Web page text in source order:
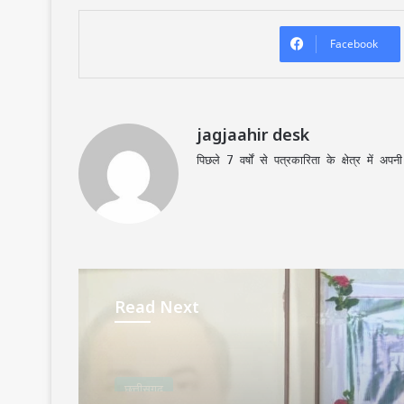
Facebook
jagjaahir desk
पिछले 7 वर्षों से पत्रकारिता के क्षेत्र में
Read Next
छत्तीसगढ़